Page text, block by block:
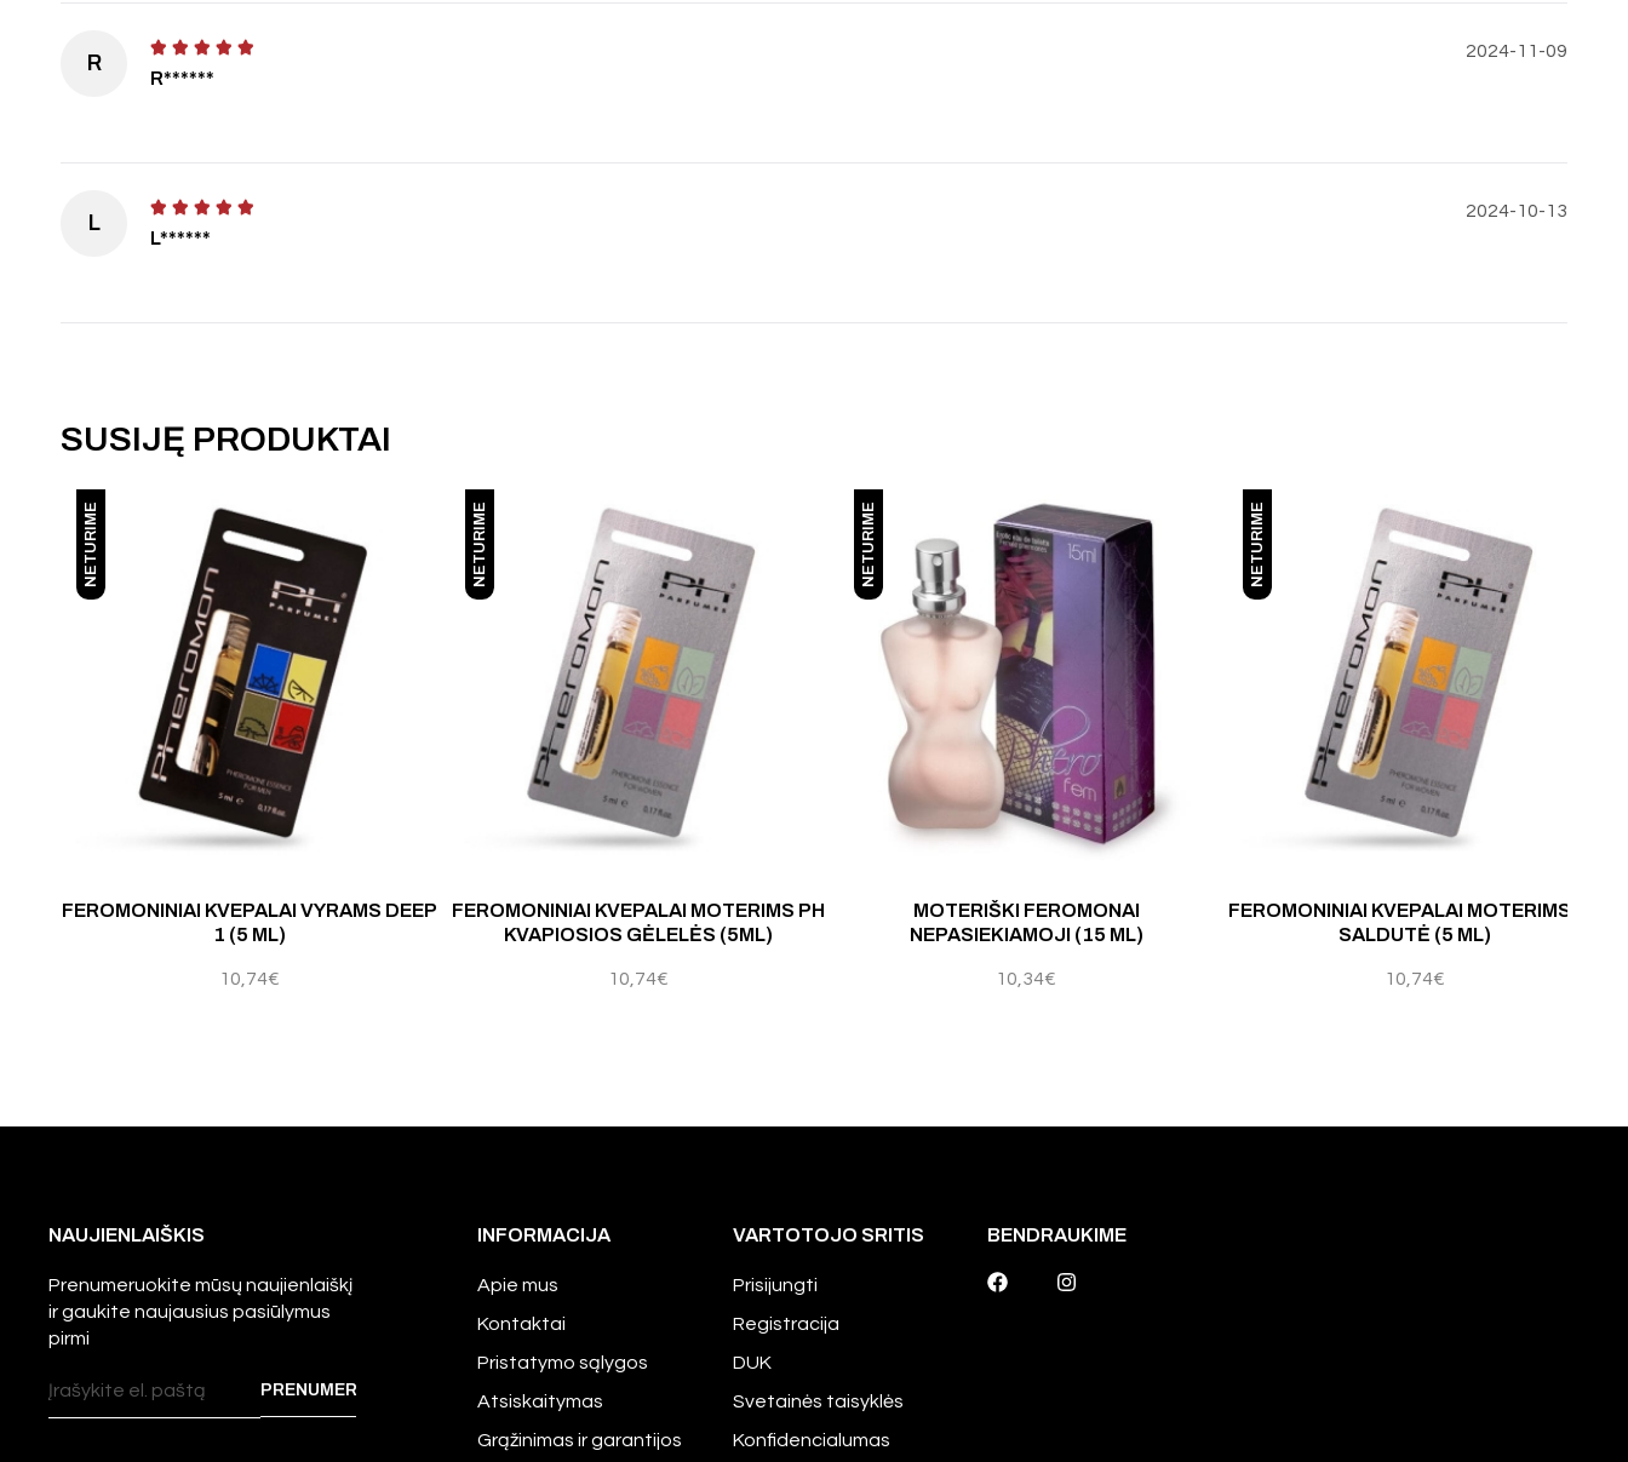
R
R******
2024-11-09
L
L******
2024-10-13
SUSIJĘ PRODUKTAI
NETURIME
FEROMONINIAI KVEPALAI VYRAMS DEEP
1 (5 ML)
10,74€
NETURIME
FEROMONINIAI KVEPALAI MOTERIMS PH
KVAPIOSIOS GĖLELĖS (5ML)
10,74€
NETURIME
MOTERIŠKI FEROMONAI
NEPASIEKIAMOJI (15 ML)
10,34€
NETURIME
FEROMONINIAI KVEPALAI MOTERIMS PH
SALDUTĖ (5 ML)
10,74€
NAUJIENLAIŠKIS
Prenumeruokite mūsų naujienlaiškį
ir gaukite naujausius pasiūlymus
pirmi
INFORMACIJA
Apie mus
Kontaktai
Pristatymo sąlygos
Atsiskaitymas
Grąžinimas ir garantijos
VARTOTOJO SRITIS
Prisijungti
Registracija
DUK
Svetainės taisyklės
Konfidencialumas
BENDRAUKIME